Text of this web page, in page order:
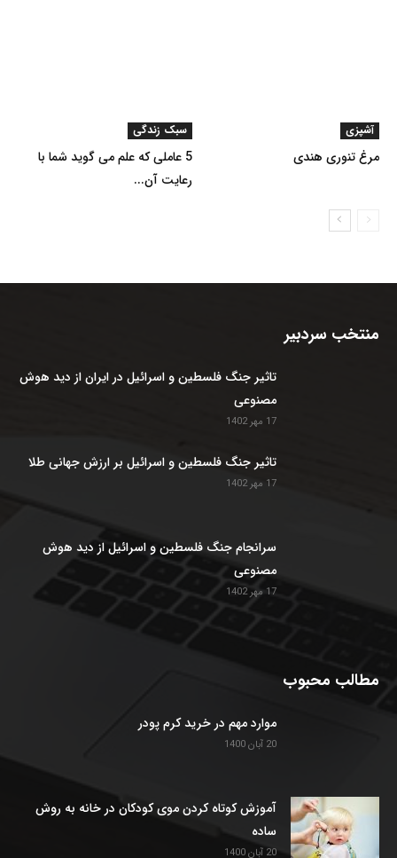
سبک زندگی
5 عاملی که علم می گوید شما با
رعایت آن...
آشپزی
مرغ تنوری هندی
منتخب سردبیر
تاثیر جنگ فلسطین و اسرائیل در ایران از دید هوش
مصنوعی
17 مهر 1402
تاثیر جنگ فلسطین و اسرائیل بر ارزش جهانی طلا
17 مهر 1402
سرانجام جنگ فلسطین و اسرائیل از دید هوش
مصنوعی
17 مهر 1402
مطالب محبوب
موارد مهم در خرید کرم پودر
20 آبان 1400
آموزش کوتاه کردن موی کودکان در خانه به روش
ساده
20 آبان 1400